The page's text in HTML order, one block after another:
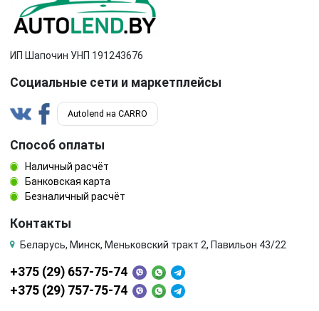
ИП Шапочин УНП 191243676
Социальные сети и маркетплейсы
Autolend на CARRO
Способ оплаты
Наличный расчёт
Банковская карта
Безналичный расчёт
Контакты
Беларусь, Минск, Меньковский тракт 2, Павильон 43/22
+375 (29) 657-75-74
+375 (29) 757-75-74